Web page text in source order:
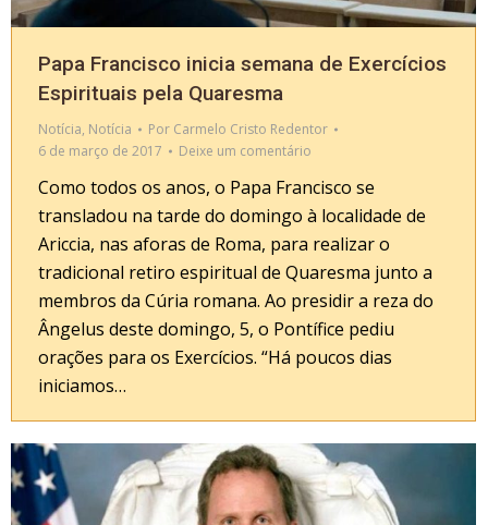
Papa Francisco inicia semana de Exercícios
Espirituais pela Quaresma
Notícia, Notícia Por Carmelo Cristo Redentor
6 de março de 2017
Deixe um comentário
Como todos os anos, o Papa Francisco se
transladou na tarde do domingo à localidade de
Ariccia, nas aforas de Roma, para realizar o
tradicional retiro espiritual de Quaresma junto a
membros da Cúria romana. Ao presidir a reza do
Ângelus deste domingo, 5, o Pontífice pediu
orações para os Exercícios. “Há poucos dias
iniciamos…